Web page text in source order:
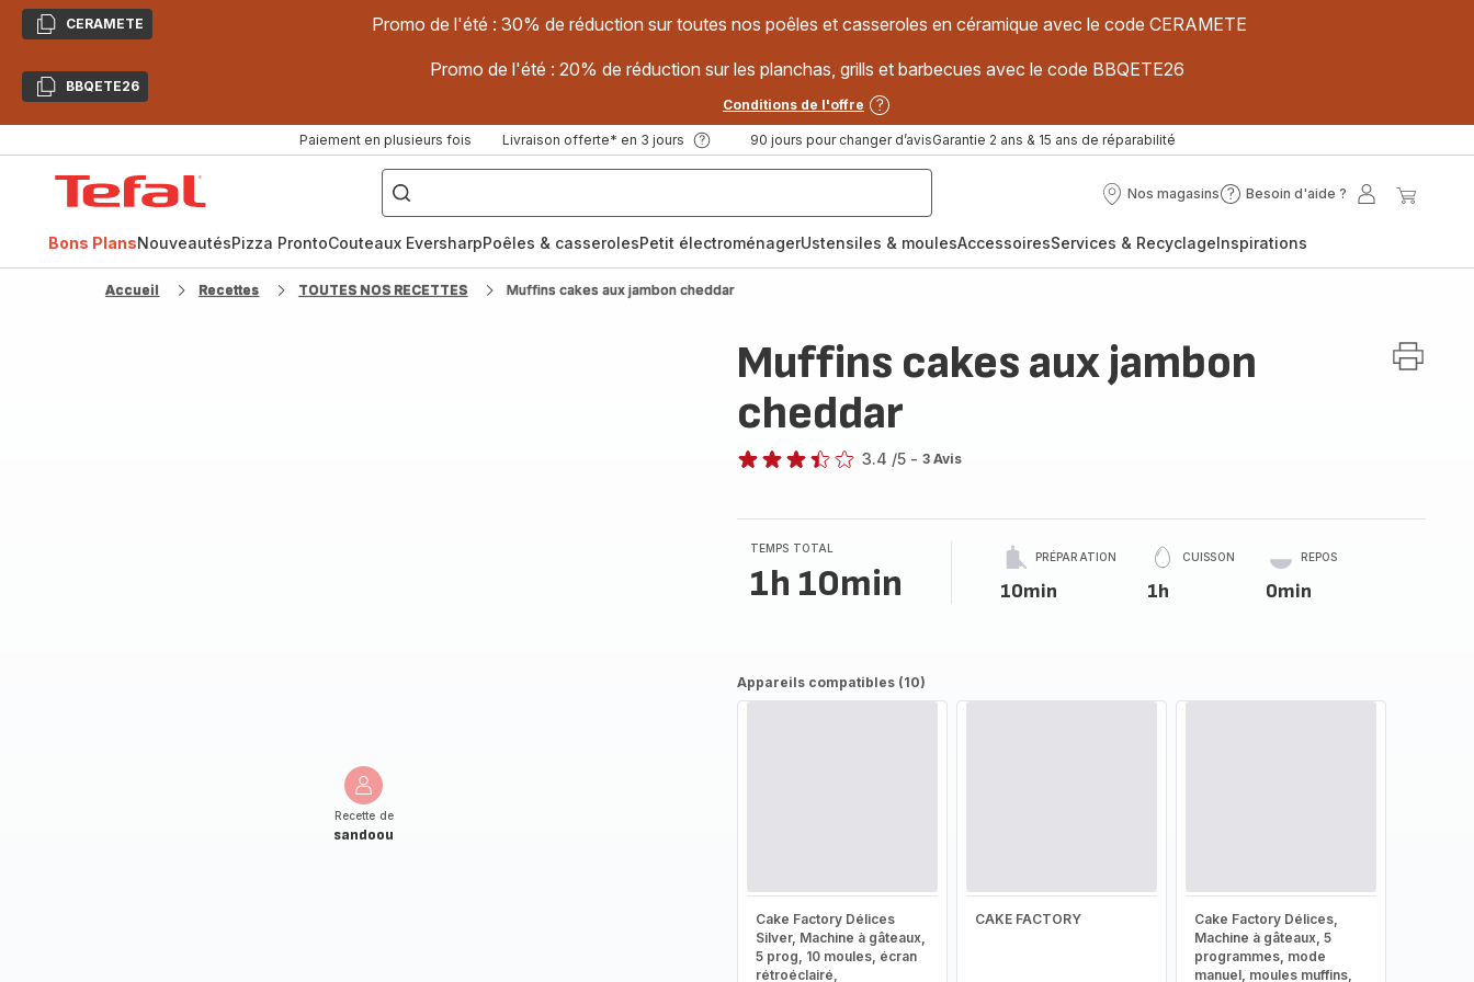
CopierCERAMETE Promo de l'été : 30% de réduction sur toutes nos poêles et casseroles en céramique avec le code CERAMETE
CopierBBQETE26
Promo de l'été : 20% de réduction sur les planchas, grills et barbecues avec le code BBQETE26
Conditions de l'offre
Paiement en plusieurs fois Livraison offerte* en 3 jours 90 jours pour changer d’avisGarantie 2 ans & 15 ans de réparabilité
["Poêles
inox,
Cake
Factory,
Nos magasins
Nos
Besoin d'aide ?
Besoin
?
Mon
Bons PlansNouveautésPizza ProntoCouteaux EversharpPoêles & casserolesPetit électroménagerUstensiles & moulesAccessoiresServices & RecyclageInspirations
Accueil Recettes TOUTES NOS RECETTES Muffins cakes aux jambon cheddar
Recette de
sandoou
Muffins cakes aux jambon
cheddar
3.4 /5 - 3 Avis
TEMPS TOTAL
1h 10min
PRÉPARATION
10min
CUISSON
1h
REPOS
0min
Appareils compatibles (10)
Cake Factory Délices
Silver, Machine à gâteaux,
5 prog, 10 moules, écran
rétroéclairé,
CAKE FACTORY
Cake Factory Délices,
Machine à gâteaux, 5
programmes, mode
manuel, moules muffins,